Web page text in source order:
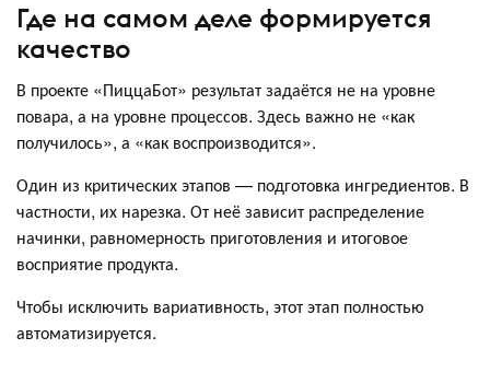
Где на самом деле формируется
качество
В проекте «ПиццаБот» результат задаётся не на уровне
повара, а на уровне процессов. Здесь важно не «как
получилось», а «как воспроизводится».
Один из критических этапов — подготовка ингредиентов. В
частности, их нарезка. От неё зависит распределение
начинки, равномерность приготовления и итоговое
восприятие продукта.
Чтобы исключить вариативность, этот этап полностью
автоматизируется.